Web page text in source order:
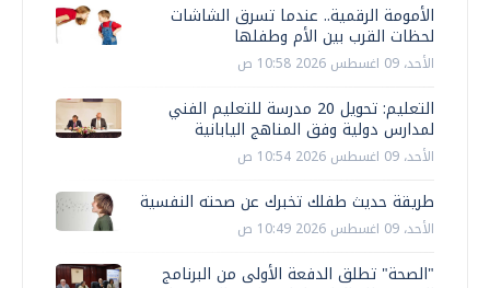
الأمومة الرقمية.. عندما تسرق الشاشات
لحظات القرب بين الأم وطفلها
الأحد، 09 اغسطس 2026 10:58 ص
التعليم: تحويل 20 مدرسة للتعليم الفني
لمدارس دولية وفق المناهج اليابانية
الأحد، 09 اغسطس 2026 10:54 ص
طريقة حديث طفلك تخبرك عن صحته النفسية
الأحد، 09 اغسطس 2026 10:49 ص
"الصحة" تطلق الدفعة الأولى من البرنامج